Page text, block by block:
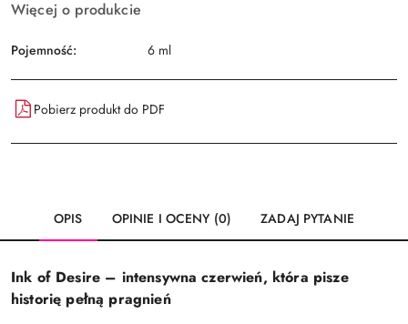
Więcej o produkcie
Pojemność: 6 ml
Pobierz produkt do PDF
OPIS OPINIE I OCENY (0) ZADAJ PYTANIE
Ink of Desire – intensywna czerwień, która pisze
historię pełną pragnień